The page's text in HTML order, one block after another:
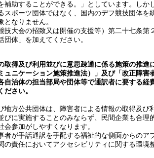
補助することができる。」としています。しか
スポーツ団体ではなく、国内のデフ競技団体を
なりません。
大会の招致又は開催の支援等）第二十七条第
体」を加えてください。
取得及び利用並びに意思疎通に係る施策の推進
ュニケーション施策推進法）」及び「改正障害
自治体の担当部局や団体等で通訳者に要する経
ださい。
方公共団体は、障害者による情報の取得及び
びに実施することのみならず、民間企業も合理
参加がしやすくなります。
が手話通訳を手配する福祉的な側面からのア
の責任においてアクセシビリティに関する環境